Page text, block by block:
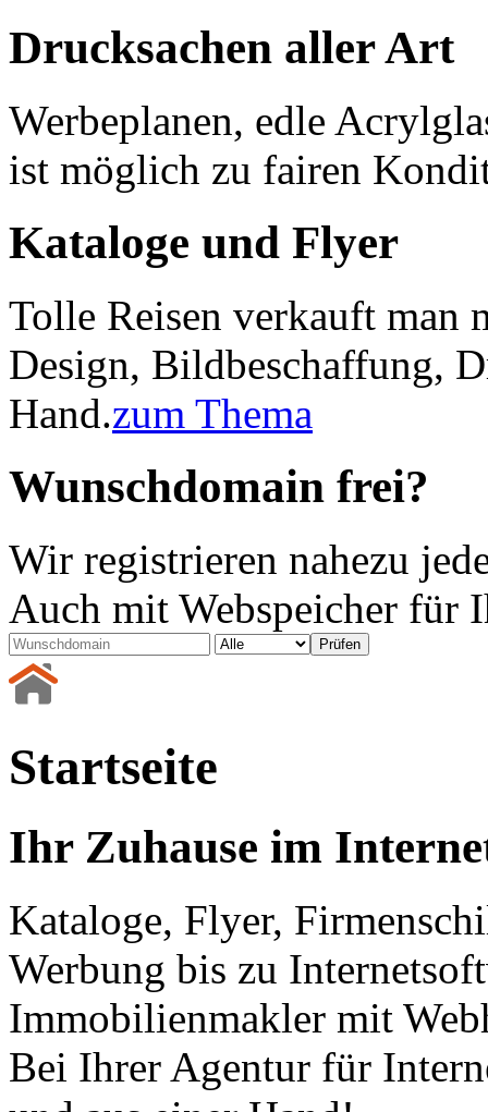
Drucksachen aller Art
Werbeplanen, edle
ist möglich zu fairen
Kataloge und Flyer
Tolle Reisen verkauft man
Design, Bildbeschaffung,
Hand.zum Thema
Wunschdomain frei?
Wir registrieren nahezu
Auch mit Webspeicher für
Startseite
Ihr Zuhause im
Kataloge, Flyer,
Werbung bis zu
Immobilienmakler mit
Bei Ihrer Agentur für